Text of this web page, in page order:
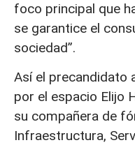
foco principal que
se garantice el
sociedad”.
Así el precandidato
por el espacio Elijo
su compañera de
Infraestructura,